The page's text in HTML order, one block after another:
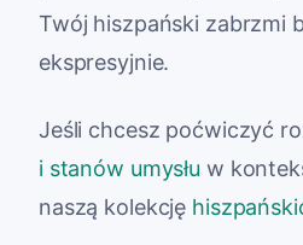
Twój hiszpański zabrzmi
ekspresyjnie.
Jeśli chcesz poćwiczyć
i stanów umysłu w
naszą kolekcję